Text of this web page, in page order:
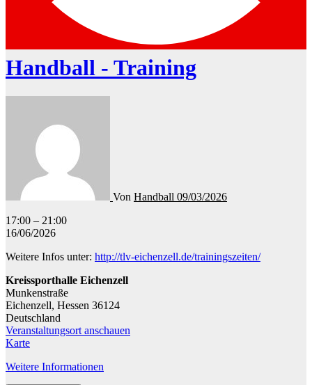
Handball - Training
Von Handball 09/03/2026
Handball
-
17:00 – 21:00
16/06/2026
Weitere Infos unter: http://tlv-eichenzell.de/trainingszeiten/
Kreissporthalle Eichenzell
Munkenstraße
Eichenzell, Hessen 36124
Deutschland
Veranstaltungsort anschauen
KarteKreissporthalle
Weitere Informationen